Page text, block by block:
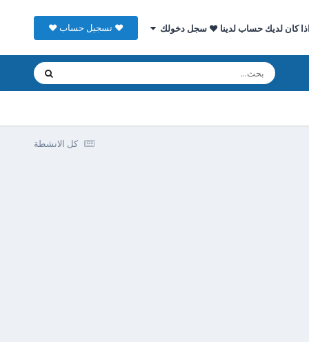
اذا كان لديك حساب لدينا ♥ سجل دخولك ♥ تسجيل حساب ♥
كل الانشطة